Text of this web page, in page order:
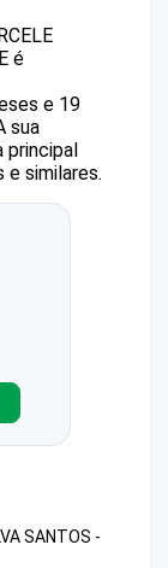
é
e 19
sua
principal
similares.
SANTOS -